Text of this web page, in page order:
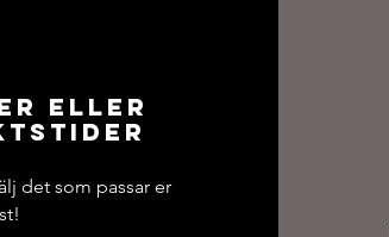
ELLER
det som passar er